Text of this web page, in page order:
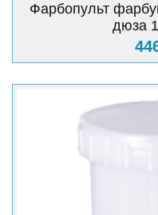
Фарбопульт
дюза